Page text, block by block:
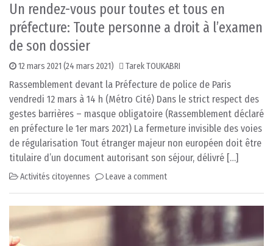
Un rendez-vous pour toutes et tous en
préfecture: Toute personne a droit à l’examen
de son dossier
12 mars 2021 (24 mars 2021) Tarek TOUKABRI
Rassemblement devant la Préfecture de police de Paris
vendredi 12 mars à 14 h (Métro Cité) Dans le strict respect des
gestes barrières – masque obligatoire (Rassemblement déclaré
en préfecture le 1er mars 2021) La fermeture invisible des voies
de régularisation Tout étranger majeur non européen doit être
titulaire d’un document autorisant son séjour, délivré […]
Activités citoyennes Leave a comment